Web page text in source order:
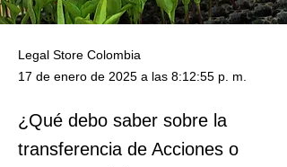
Legal Store Colombia
17 de enero de 2025 a las 8:12:55 p. m.
¿Qué debo saber sobre la
transferencia de Acciones o